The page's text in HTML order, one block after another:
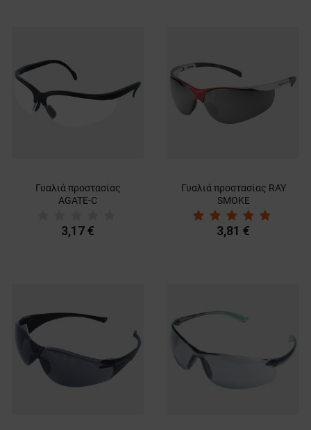
Γυαλιά προστασίας
AGATE-C
3,17 €
Γυαλιά προστασίας RAY
SMOKE
3,81 €